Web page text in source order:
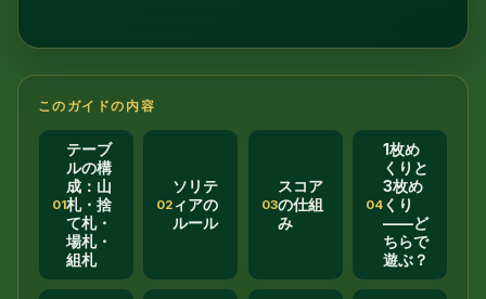
このガイドの内容
01
テーブ
ルの構
成：山
札・捨
て札・
場札・
組札
02
ソリテ
ィアの
ルール
03
スコア
の仕組
み
04
1枚め
くりと
3枚め
くり
——ど
ちらで
遊ぶ？